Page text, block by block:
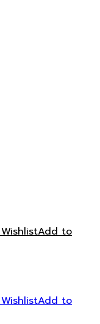
Add to
Add to